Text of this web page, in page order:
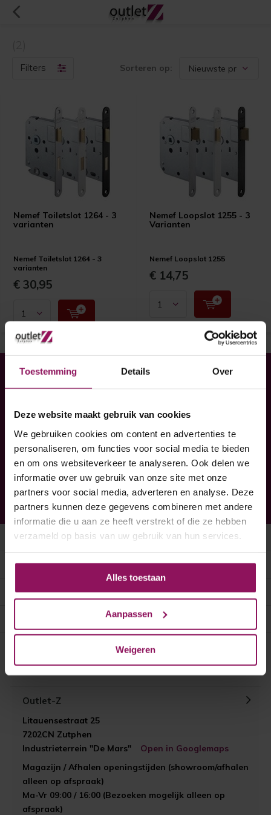
Toestemming Details Over
Deze website maakt gebruik van cookies
We gebruiken cookies om content en advertenties te
personaliseren, om functies voor social media te bieden
en om ons websiteverkeer te analyseren. Ook delen we
informatie over uw gebruik van onze site met onze
partners voor social media, adverteren en analyse. Deze
partners kunnen deze gegevens combineren met andere
informatie die u aan ze heeft verstrekt of die ze hebben
verzameld op basis van uw gebruik van hun services.
Alles toestaan
Aanpassen
Weigeren
Filters Sorteren op:
Nemef Toiletslot 1264 - 3
varianten
Nemef Toiletslot 1264 - 3
varianten
€ 30,95
Nemef Loopslot 1255 - 3
Varianten
Nemef Loopslot 1255
€ 14,75
Heeft u hulp nodig bij uw
bestelling?
Twijfel niet, neem contact met ons op!
Ontvang de nieuwste aanbiedingen en
promoties
Abonneer
* Lees hier de wettelijke beperkingen
Meer informatie
Klantenservice
Mijn account
Outlet-Z
Litauensestraat 25
7202CN Zutphen
Industrieterrein "De Mars"
Open in Googlemaps
Magazijn / Afhalen openingstijden (showroom/afhalen
alleen op afspraak)
Ma-Vr 09:00 / 16:00 (Bezoeken mogelijk alleen op
afspraak)